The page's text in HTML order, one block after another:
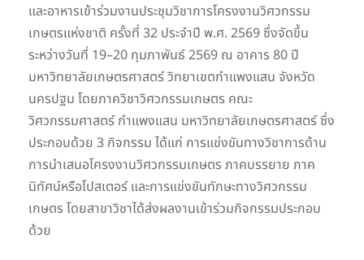
และอาหารเข้าร่วมงานประชุมวิชาการโครงงานวิศวกรรม
เกษตรแห่งชาติ ครั้งที่ 32 ประจำปี พ.ศ. 2569 ซึ่งจัดขึ้น
ระหว่างวันที่ 19–20 กุมภาพันธ์ 2569 ณ อาคาร 80 ปี
มหาวิทยาลัยเกษตรศาสตร์ วิทยาเขตกำแพงแสน จังหวัด
นครปฐม โดยภาควิชาวิศวกรรมเกษตร คณะ
วิศวกรรมศาสตร์ กำแพงแสน มหาวิทยาลัยเกษตรศาสตร์ ซึ่ง
ประกอบด้วย 3 กิจกรรม ได้แก่ การแข่งขันทางวิชาการด้าน
การนำเสนอโครงงานวิศวกรรมเกษตร ภาคบรรยาย ภาค
นิทัศน์หรือโปสเตอร์ และการแข่งขันทักษะทางวิศวกรรม
เกษตร โดยสาขาวิชาได้ส่งผลงานเข้าร่วมกิจกรรมประกอบ
ด้วย